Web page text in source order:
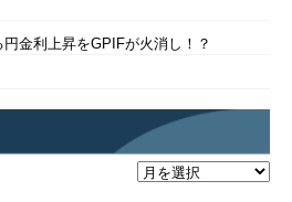
金利上昇をGPIFが火消し！？